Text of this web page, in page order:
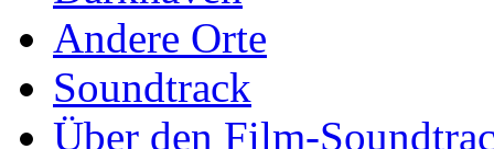
Andere Orte
Soundtrack
Über den Film-